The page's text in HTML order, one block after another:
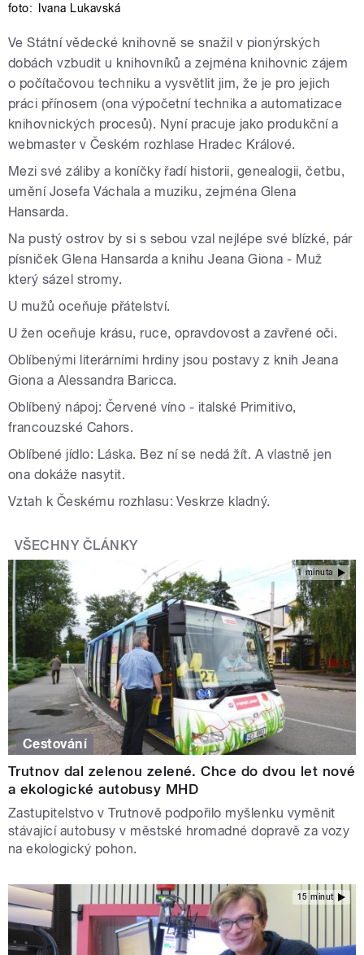
foto: Ivana Lukavská
Ve Státní vědecké knihovně se snažil v pionýrských
dobách vzbudit u knihovníků a zejména knihovnic zájem
o počítačovou techniku a vysvětlit jim, že je pro jejich
práci přínosem (ona výpočetní technika a automatizace
knihovnických procesů). Nyní pracuje jako produkční a
webmaster v Českém rozhlase Hradec Králové.
Mezi své záliby a koníčky řadí historii, genealogii, četbu,
umění Josefa Váchala a muziku, zejména Glena
Hansarda.
Na pustý ostrov by si s sebou vzal nejlépe své blízké, pár
písniček Glena Hansarda a knihu Jeana Giona - Muž
který sázel stromy.
U mužů oceňuje přátelství.
U žen oceňuje krásu, ruce, opravdovost a zavřené oči.
Oblíbenými literárními hrdiny jsou postavy z knih Jeana
Giona a Alessandra Baricca.
Oblíbený nápoj: Červené víno - italské Primitivo,
francouzské Cahors.
Oblíbené jídlo: Láska. Bez ní se nedá žít. A vlastně jen
ona dokáže nasytit.
Vztah k Českému rozhlasu: Veskrze kladný.
VŠECHNY ČLÁNKY
1 minuta
Cestování
Trutnov dal zelenou zelené. Chce do dvou let nové
a ekologické autobusy MHD
Zastupitelstvo v Trutnově podpořilo myšlenku vyměnit
stávající autobusy v městské hromadné dopravě za vozy
na ekologický pohon.
15 minut